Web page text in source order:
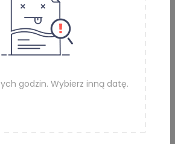
(Wybierz termin)
online
godzin. Wybierz inną datę.